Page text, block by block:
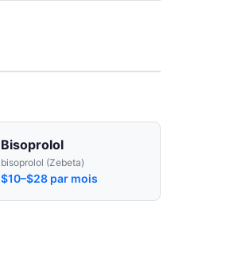
Bisoprolol
bisoprolol (Zebeta)
$10–$28 par mois